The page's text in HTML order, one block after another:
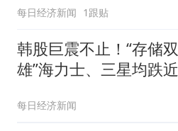
每日经济新闻 1跟贴
韩股巨震不止！“存储双
雄”海力士、三星均跌近
临刑事指控！
每日经济新闻